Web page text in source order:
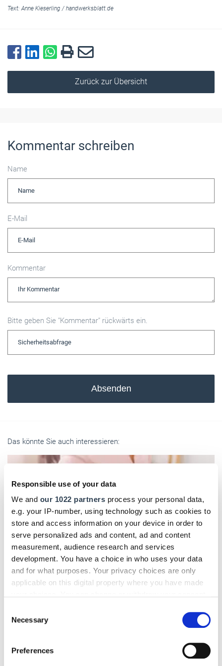
Responsible use of your data
We and our 1022 partners process your personal data,
e.g. your IP-number, using technology such as cookies to
store and access information on your device in order to
serve personalized ads and content, ad and content
measurement, audience research and services
development. You have a choice in who uses your data
and for what purposes. Your privacy choices are only
applicable on this digital property where you have made
the Privacy trigger icon.
Collect information about your geographical location
Selection
Necessary
Preferences
Text: Anne Kieserling / handwerksblatt.de
Zurück zur Übersicht
Kommentar schreiben
Name
E-Mail
Kommentar
Bitte geben Sie "Kommentar" rückwärts ein.
Absenden
Das könnte Sie auch interessieren:
Betriebsführung
gegen Versicherung